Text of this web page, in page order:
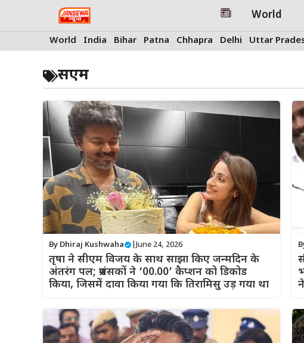
World
World India Bihar Patna Chhapra Delhi Uttar
सएम
By Dhiraj Kushwaha June 24, 2026
तृषा ने सीएम विजय के साथ साझा किए जन्मदिन के
अंतरंग पल; प्रशंसकों ने ‘00.00’ कैप्शन को डिकोड
किया, जिसमें दावा किया गया कि तिरामिसु उड़ गया था